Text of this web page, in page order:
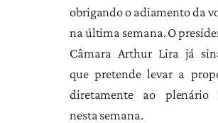
obrigando o adiamento da
na última semana. O
Câmara Arthur Lira já
que pretende levar a
diretamente ao plenário
nesta semana.